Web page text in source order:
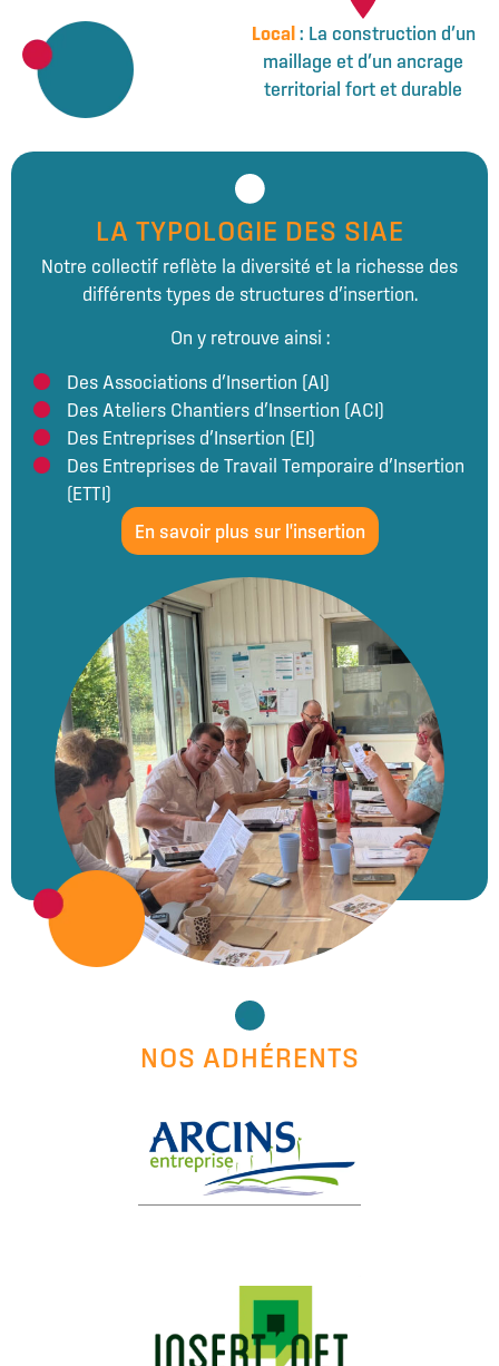
Local: La construction d’un
maillage et d’un ancrage
territorial fort et durable
LA TYPOLOGIE DES SIAE
Notre collectif reflète la diversité et la richesse des
différents types de structures d’insertion.
On y retrouve ainsi :
Des Associations d’Insertion (AI)
Des Ateliers Chantiers d’Insertion (ACI)
Des Entreprises d’Insertion (EI)
Des Entreprises de Travail Temporaire d’Insertion
(ETTI)
En savoir plus sur l'insertion
NOS ADHÉRENTS